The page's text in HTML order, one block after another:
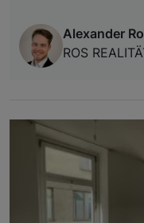
Alexander
ROS